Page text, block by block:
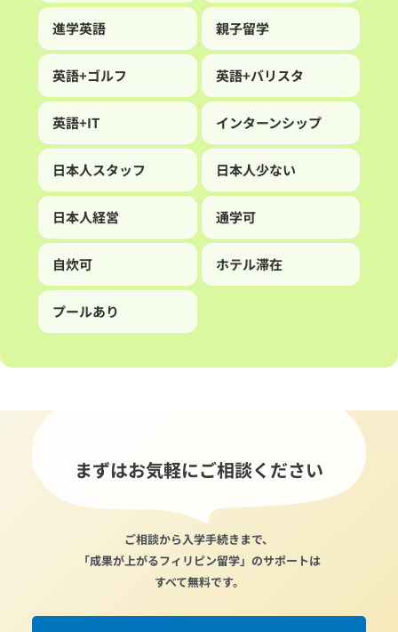
進学英語 親子留学
英語+ゴルフ 英語+バリスタ
英語+IT インターンシップ
日本人スタッフ 日本人少ない
日本人経営 通学可
自炊可 ホテル滞在
プールあり
まずはお気軽にご相談ください
ご相談から入学手続きまで、
「成果が上がるフィリピン留学」のサポートは
すべて無料です。